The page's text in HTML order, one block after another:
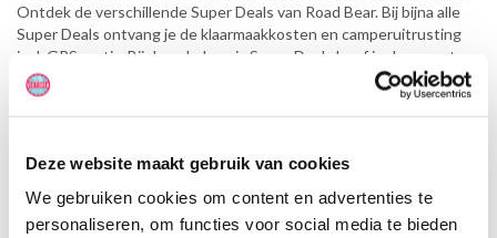
Deze website maakt gebruik van cookies
We gebruiken cookies om content en advertenties te
personaliseren, om functies voor social media te bieden
Ontdek de verschillende Super Deals van Road Bear. Bij bijna alle
Super Deals ontvang je de klaarmaakkosten en camperuitrusting
incl. GPS gratis. Bij de enkele-reis Super Deals hoef je daarnaast
geen enkele-reis toeslag te betalen. Ontdek Amerika tijdens een
mooie camperreis in een premium camper van Road Bear voor een
aantrekkelijke prijs! Vraag een vrijblijvende offerte aan en scoor de